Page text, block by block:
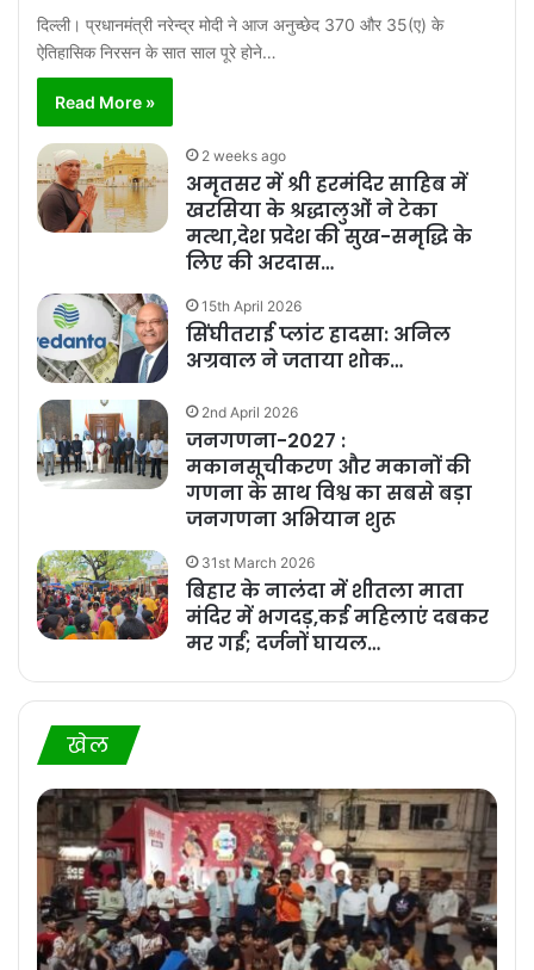
दिल्ली। प्रधानमंत्री नरेन्द्र मोदी ने आज अनुच्छेद 370 और 35(ए) के
ऐतिहासिक निरसन के सात साल पूरे होने…
Read More »
2 weeks ago
अमृतसर में श्री हरमंदिर साहिब में
खरसिया के श्रद्धालुओं ने टेका
मत्था,देश प्रदेश की सुख-समृद्धि के
लिए की अरदास…
15th April 2026
सिंघीतराई प्लांट हादसा: अनिल
अग्रवाल ने जताया शोक…
2nd April 2026
जनगणना-2027 :
मकानसूचीकरण और मकानों की
गणना के साथ विश्व का सबसे बड़ा
जनगणना अभियान शुरू
31st March 2026
बिहार के नालंदा में शीतला माता
मंदिर में भगदड़,कई महिलाएं दबकर
मर गईं; दर्जनों घायल…
खेल